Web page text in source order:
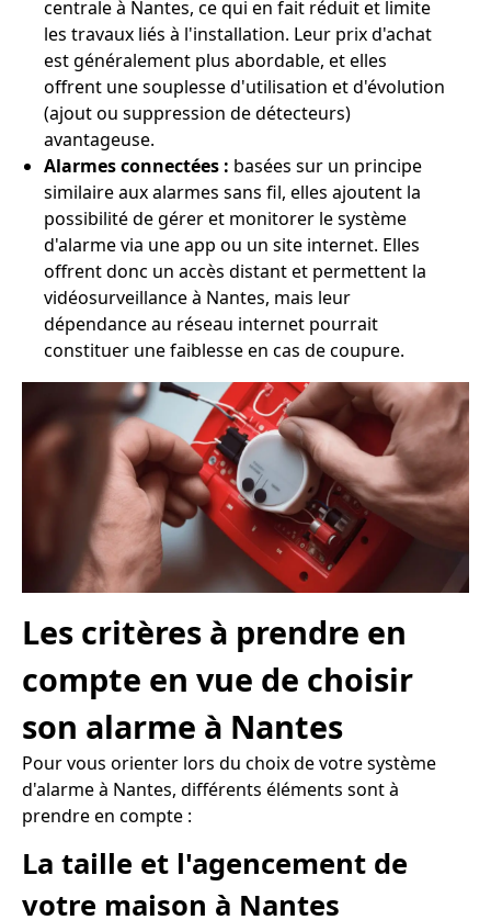
centrale à Nantes, ce qui en fait réduit et limite
les travaux liés à l'installation. Leur prix d'achat
est généralement plus abordable, et elles
offrent une souplesse d'utilisation et d'évolution
(ajout ou suppression de détecteurs)
avantageuse.
Alarmes connectées : basées sur un principe
similaire aux alarmes sans fil, elles ajoutent la
possibilité de gérer et monitorer le système
d'alarme via une app ou un site internet. Elles
offrent donc un accès distant et permettent la
vidéosurveillance à Nantes, mais leur
dépendance au réseau internet pourrait
constituer une faiblesse en cas de coupure.
Les critères à prendre en
compte en vue de choisir
son alarme à Nantes
Pour vous orienter lors du choix de votre système
d'alarme à Nantes, différents éléments sont à
prendre en compte :
La taille et l'agencement de
votre maison à Nantes